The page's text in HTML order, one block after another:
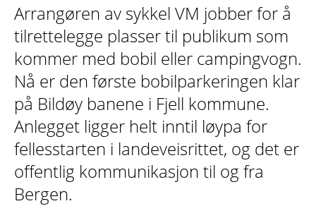
Arrangøren av sykkel VM jobber for å
tilrettelegge plasser til publikum som
kommer med bobil eller campingvogn.
Nå er den første bobilparkeringen klar
på Bildøy banene i Fjell kommune.
Anlegget ligger helt inntil løypa for
fellesstarten i landeveisrittet, og det er
offentlig kommunikasjon til og fra
Bergen.